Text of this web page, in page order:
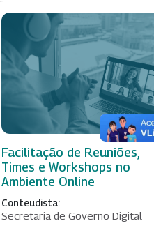
Facilitação de Reuniões,
Times e Workshops no
Ambiente Online
Conteudista:
Secretaria de Governo Digital